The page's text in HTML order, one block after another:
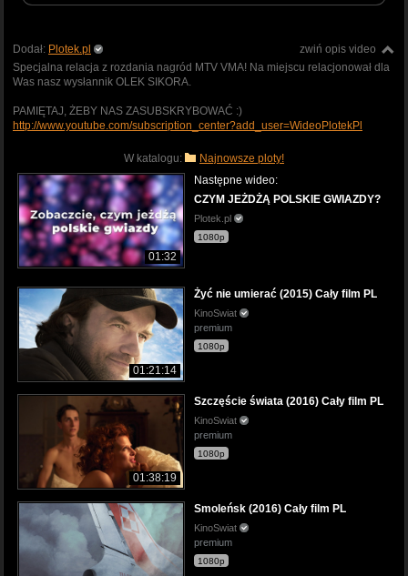
zwiń opis video
Dodał: Plotek.pl
Specjalna relacja z rozdania nagród MTV VMA! Na miejscu relacjonował dla
Was nasz wysłannik OLEK SIKORA.
PAMIĘTAJ, ŻEBY NAS ZASUBSKRYBOWAĆ :)
http://www.youtube.com/subscription_center?add_user=WideoPlotekPl
W katalogu: Najnowsze ploty!
01:32
Następne wideo:
CZYM JEŻDŻĄ POLSKIE GWIAZDY?
Plotek.pl
1080p
01:21:14
Żyć nie umierać (2015) Cały film PL
KinoSwiat
premium
1080p
01:38:19
Szczęście świata (2016) Cały film PL
KinoSwiat
premium
1080p
Smoleńsk (2016) Cały film PL
KinoSwiat
premium
1080p